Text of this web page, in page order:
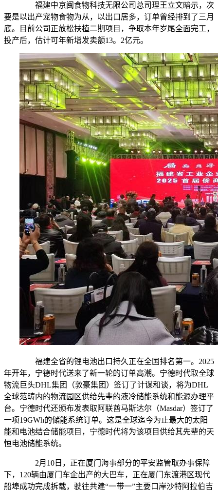
福建中京闽食物科技无限公司总司理王立文暗示，次
要是以出产宠物食物为从，以出口居多，订单曾经排到了三月
底。目前公司正放松扶植二期项目，争取本年岁尾全面完工，
投产后，估计可年新增发卖额13。2亿元。
福建全省的锂电池出口持久正在全国排名第一。2025
年开年，宁德时代送来了新一轮的订单高潮。宁德时代取全球
物流巨头DHL集团（敦豪集团）签订了计谋和谈，将为DHL
全球范畴内的物流园区供给先辈的液冷储能系统和能源办理平
台。宁德时代还颁布发表取阿联酋马斯达尔（Masdar）签订了
一项19GWh的储能系统订单。这是全球迄今为止最大的太阳
能和电池结合储能项目，宁德时代将为该项目供给其先辈的天
恒电池储能系统。
2月10日，正在厦门海事部分的平安监管取办事保障
下，120辆由厦门车企出产的大巴车，正在厦门东渡港区现代
船埠成功完成拆载，驶往共建“一带一”主要口岸沙特阿拉伯吉